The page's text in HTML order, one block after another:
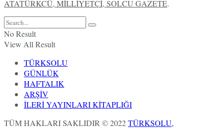
ATATÜRKÇÜ, MİLLİYETÇİ, SOLCU GAZETE.
No Result
View All Result
TÜRKSOLU
GÜNLÜK
HAFTALIK
ARŞİV
İLERİ YAYINLARI KİTAPLIĞI
TÜM HAKLARI SAKLIDIR © 2022TÜRKSOLU,